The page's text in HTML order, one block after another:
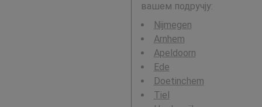
вашем подручју:
Nijmegen
Arnhem
Apeldoorn
Ede
Doetinchem
Tiel